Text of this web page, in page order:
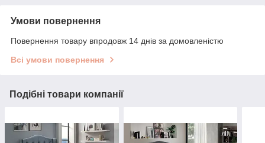
Умови повернення
Повернення товару впродовж 14 днів за домовленістю
Всі умови повернення
Подібні товари компанії